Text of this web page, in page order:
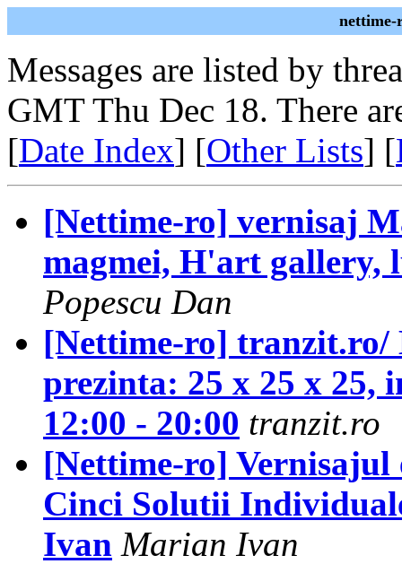
nettime-
Messages are listed by
GMT Thu Dec 18. There
[Date Index] [Other Lists] [
[Nettime-ro] vernisaj
magmei, H'art gallery,
Popescu Dan
[Nettime-ro]
prezinta: 25 x 25 x 25,
12:00 - 20:00 tranzit.ro
[Nettime-ro]
Cinci Solutii
Ivan Marian Ivan